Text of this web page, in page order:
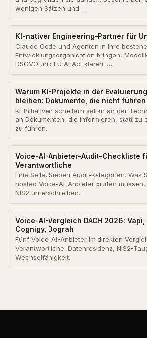
wenigen Sätzen und …
KI-nativer Engineering-Partner für
Claude Code und Agenten in Ihre
Entwicklungsorganisation bringen,
DSGVO und EU AI Act klären. …
Warum KI-Projekte in der
bleiben: Dokumente, die nicht führen
KI-Initiativen scheitern selten an der
an Dokumenten, die informieren, statt zu
zu führen.
Voice-AI-Anbieter-Audit-Checkliste
Verantwortliche
Eine Seite. Sieben Audit-Kategorien. Was
hosted Voice-AI-Anbieter prüfen müssen,
NIS2 unterschreiben.
Voice-AI-Vergleich DACH 2026: Vapi,
Cognigy, Dograh
Fünf Voice-AI-Anbieter im direkten
Verantwortliche: Datenresidenz, NIS2-
Wechselfähigkeit.